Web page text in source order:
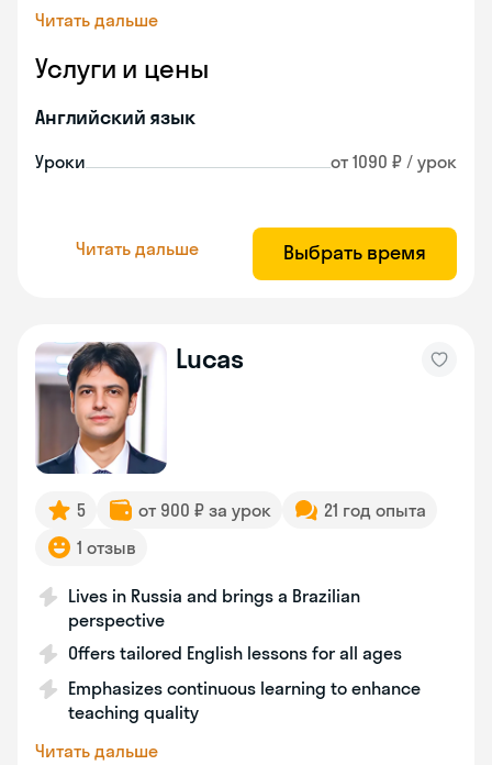
Читать дальше
Услуги и цены
Английский язык
Уроки от 1090 ₽ / урок
Читать дальше Выбрать время
Lucas
5 от 900 ₽ за урок
21 год опыта
1 отзыв
Lives in Russia and brings a Brazilian
perspective
Offers tailored English lessons for all ages
Emphasizes continuous learning to enhance
teaching quality
Читать дальше